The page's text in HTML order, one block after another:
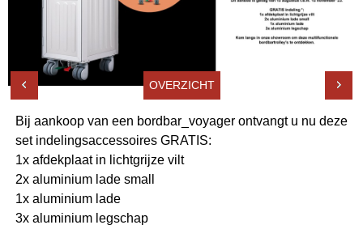
OVERZICHT
Bij aankoop van een bordbar_voyager ontvangt u nu deze
set indelingsaccessoires GRATIS:
1x afdekplaat in lichtgrijze vilt
2x aluminium lade small
1x aluminium lade
3x aluminium legschap